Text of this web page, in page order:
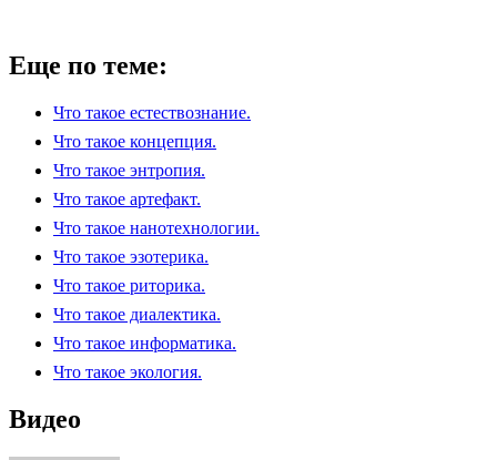
Еще по теме:
Что такое естествознание.
Что такое концепция.
Что такое энтропия.
Что такое артефакт.
Что такое нанотехнологии.
Что такое эзотерика.
Что такое риторика.
Что такое диалектика.
Что такое информатика.
Что такое экология.
Видео